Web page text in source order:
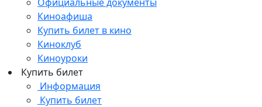
Киноафиша
Купить билет в кино
Киноклуб
Киноуроки
Купить билет
Информация
Купить билет